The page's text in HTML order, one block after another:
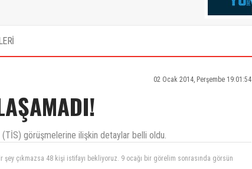
02 Ocak 2014, Perşembe 19:01:54
görüşmelerine ilişkin detaylar belli oldu.
90 günde fasa fiso 30 madde geçmişte son günde dünya kadar önemli